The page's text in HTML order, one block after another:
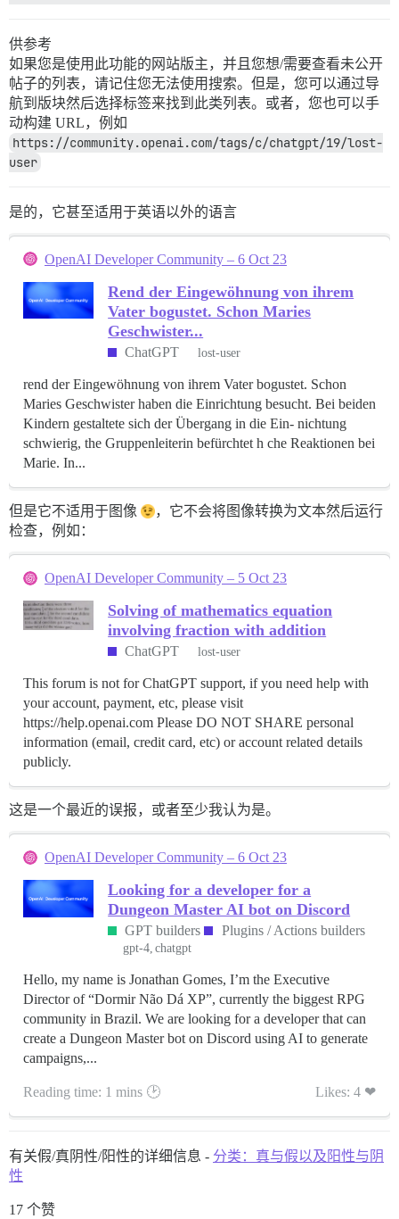
供参考
如果您是使用此功能的网站版主，并且您想/需要查看未公开
帖子的列表，请记住您无法使用搜索。但是，您可以通过导
航到版块然后选择标签来找到此类列表。或者，您也可以手
动构建 URL，例如
https://community.openai.com/tags/c/chatgpt/19/lost-
user
是的，它甚至适用于英语以外的语言
OpenAI Developer Community – 6 Oct 23
Rend der Eingewöhnung von ihrem
Vater bogustet. Schon Maries
Geschwister...
ChatGPT lost-user
rend der Eingewöhnung von ihrem Vater bogustet. Schon
Maries Geschwister haben die Einrichtung besucht. Bei beiden
Kindern gestaltete sich der Übergang in die Ein- nichtung
schwierig, the Gruppenleiterin befürchtet h che Reaktionen bei
Marie. In...
但是它不适用于图像
，它不会将图像转换为文本然后运行
检查，例如：
OpenAI Developer Community – 5 Oct 23
Solving of mathematics equation
involving fraction with addition
ChatGPT lost-user
This forum is not for ChatGPT support, if you need help with
your account, payment, etc, please visit
https://help.openai.com Please DO NOT SHARE personal
information (email, credit card, etc) or account related details
publicly.
这是一个最近的误报，或者至少我认为是。
OpenAI Developer Community – 6 Oct 23
Looking for a developer for a
Dungeon Master AI bot on Discord
GPT builders Plugins / Actions builders
gpt-4 chatgpt
Hello, my name is Jonathan Gomes, I’m the Executive
Director of “Dormir Não Dá XP”, currently the biggest RPG
community in Brazil. We are looking for a developer that can
create a Dungeon Master bot on Discord using AI to generate
campaigns,...
Reading time: 1 mins 🕑 Likes: 4 ❤
有关假/真阴性/阳性的详细信息 - 分类：真与假以及阳性与阴
性
17 个赞